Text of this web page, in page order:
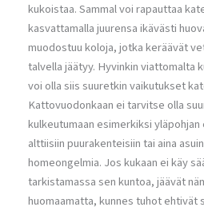
kukoistaa. Sammal voi rapauttaa
kasvattamalla juurensa ikävästi
muodostuu koloja, jotka keräävät
talvella jäätyy. Hyvinkin viattomalta
voi olla siis suuretkin vaikutukset
Kattovuodonkaan ei tarvitse olla
kulkeutumaan esimerkiksi
alttiisiin puurakenteisiin tai aina
homeongelmia. Jos kukaan ei käy
tarkistamassa sen kuntoa, jäävät
huomaamatta, kunnes tuhot ehtivät